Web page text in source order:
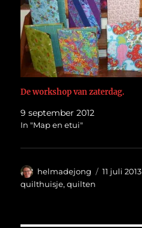
De workshop van zaterdag.
9 september 2012
In "Map en etui"
Auteur
helmadejong
Geplaatst
11 juli 2013
quilthuisje,quilten